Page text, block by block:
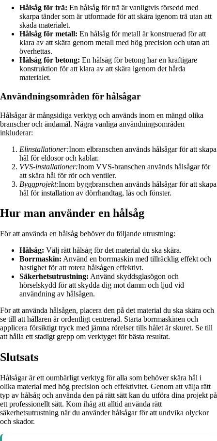
Hålsåg för trä: En hålsåg för trä är vanligtvis försedd med
skarpa tänder som är utformade för att skära igenom trä utan att
skada materialet.
Hålsåg för metall: En hålsåg för metall är konstruerad för att
klara av att skära genom metall med hög precision och utan att
överhettas.
Hålsåg för betong: En hålsåg för betong har en kraftigare
konstruktion för att klara av att skära igenom det hårda
materialet.
Användningsområden för hålsågar
Hålsågar är mångsidiga verktyg och används inom en mängd olika
branscher och ändamål. Några vanliga användningsområden
inkluderar:
Elinstallationer:Inom elbranschen används hålsågar för att skapa
hål för eldosor och kablar.
VVS-installationer:Inom VVS-branschen används hålsågar för
att skära hål för rör och ventiler.
Byggprojekt:Inom byggbranschen används hålsågar för att skapa
hål för installation av dörrhandtag, lås och fönster.
Hur man använder en hålsåg
För att använda en hålsåg behöver du följande utrustning:
Hålsåg: Välj rätt hålsåg för det material du ska skära.
Borrmaskin: Använd en borrmaskin med tillräcklig effekt och
hastighet för att rotera hålsågen effektivt.
Säkerhetsutrustning: Använd skyddsglasögon och
hörselskydd för att skydda dig mot damm och ljud vid
användning av hålsågen.
För att använda hålsågen, placera den på det material du ska skära och
se till att hållaren är ordentligt centrerad. Starta borrmaskinen och
applicera försiktigt tryck med jämna rörelser tills hålet är skuret. Se till
att hålla ett stadigt grepp om verktyget för bästa resultat.
Slutsats
Hålsågar är ett oumbärligt verktyg för alla som behöver skära hål i
olika material med hög precision och effektivitet. Genom att välja rätt
typ av hålsåg och använda den på rätt sätt kan du utföra dina projekt på
ett professionellt sätt. Kom ihåg att alltid använda rätt
säkerhetsutrustning när du använder hålsågar för att undvika olyckor
och skador.